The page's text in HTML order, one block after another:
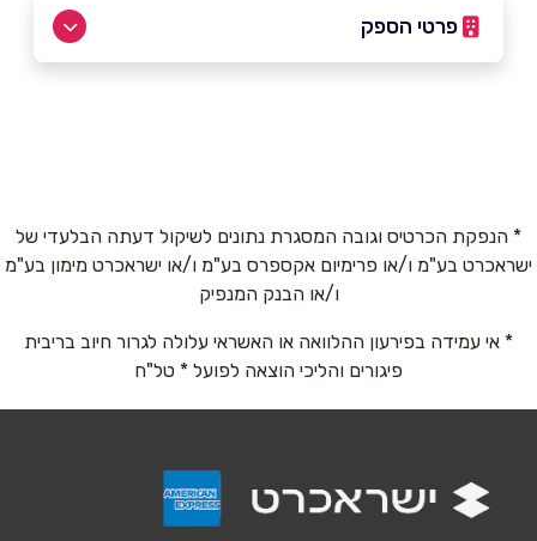
פרטי הספק
טלפון*
הודעה *
* הנפקת הכרטיס וגובה המסגרת נתונים לשיקול דעתה הבלעדי של
ישראכרט בע"מ ו/או פרימיום אקספרס בע"מ ו/או ישראכרט מימון בע"מ
ו/או הבנק המנפיק
* אי עמידה בפירעון ההלוואה או האשראי עלולה לגרור חיוב בריבית
פיגורים והליכי הוצאה לפועל * טל"ח